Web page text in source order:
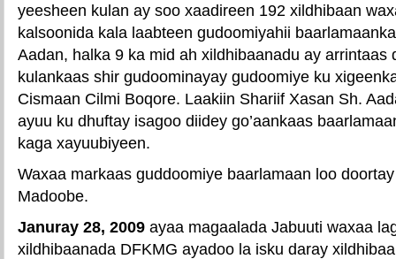
yeesheen kulan ay soo xaadireen 192 xildhibaan
kalsoonida kala laabteen gudoomiyahii
Aadan, halka 9 ka mid ah xildhibaanadu ay arrintaas
kulankaas shir gudoominayay gudoomiye ku
Cismaan Cilmi Boqore. Laakiin Shariif Xasan Sh.
ayuu ku dhuftay isagoo diidey go’aankaas
kaga xayuubiyeen.
Waxaa markaas guddoomiye baarlamaan loo
Madoobe.
Januray 28, 2009 ayaa magaalada Jabuuti waxaa
xildhibaanada DFKMG ayadoo la isku daray